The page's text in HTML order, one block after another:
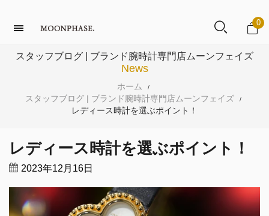
0
スタッフブログ | ブランド腕時計専門店ムーンフェイズ
News
ホーム /
スタッフブログ | ブランド腕時計専門店ムーンフェイズ /
レディース時計を選ぶポイント！
レディース時計を選ぶポイント！
2023年12月16日